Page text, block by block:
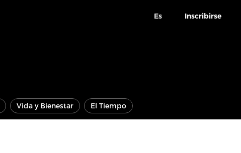
Es Inscribirse
Vida y Bienestar El Tiempo